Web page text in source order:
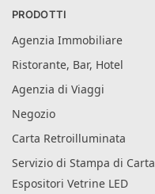
PRODOTTI
Agenzia Immobiliare
Ristorante, Bar, Hotel
Agenzia di Viaggi
Negozio
Carta Retroilluminata
Servizio di Stampa di Carta
Espositori Vetrine LED